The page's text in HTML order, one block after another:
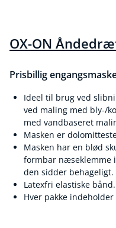
OX-ON
Prisbillig
Ideel til brug ved
ved maling med bly-/
med vandbaseret
Masken er
Masken har en blød
formbar næseklemme
den sidder behageligt.
Latexfri elastiske bånd.
Hver pakke indeholder